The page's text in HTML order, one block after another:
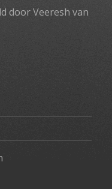
door Veeresh van